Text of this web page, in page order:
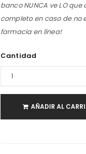
banco NUNCA ve LO
completo en caso de
farmacia en línea!
Cantidad
AÑADIR AL